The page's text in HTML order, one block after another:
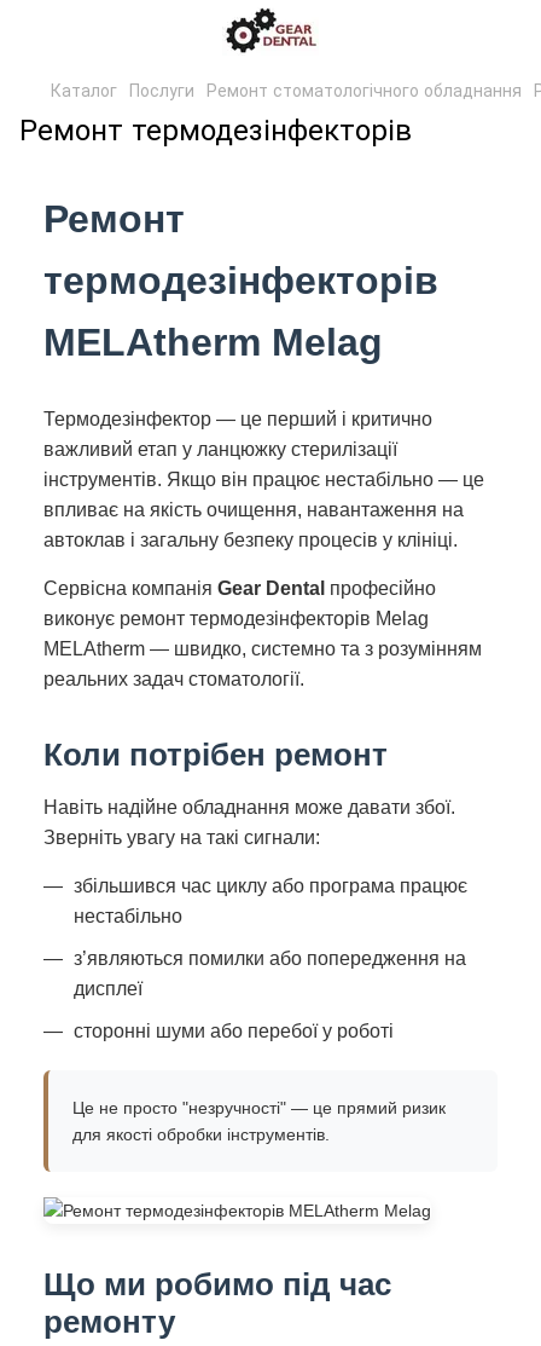
Каталог Послуги Ремонт стоматологічного обладнання
Ремонт термодезінфекторів
Ремонт
термодезінфекторів
MELAtherm Melag
Термодезінфектор — це перший і критично
важливий етап у ланцюжку стерилізації
інструментів. Якщо він працює нестабільно — це
впливає на якість очищення, навантаження на
автоклав і загальну безпеку процесів у клініці.
Сервісна компанія Gear Dental професійно
виконує ремонт термодезінфекторів Melag
MELAtherm — швидко, системно та з розумінням
реальних задач стоматології.
Коли потрібен ремонт
Навіть надійне обладнання може давати збої.
Зверніть увагу на такі сигнали:
збільшився час циклу або програма працює
нестабільно
з’являються помилки або попередження на
дисплеї
сторонні шуми або перебої у роботі
Це не просто "незручності" — це прямий ризик
для якості обробки інструментів.
Що ми робимо під час
ремонту